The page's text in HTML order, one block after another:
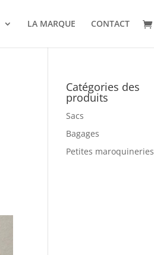
LA MARQUE CONTACT
Catégories des
produits
Sacs
Bagages
Petites maroquineries